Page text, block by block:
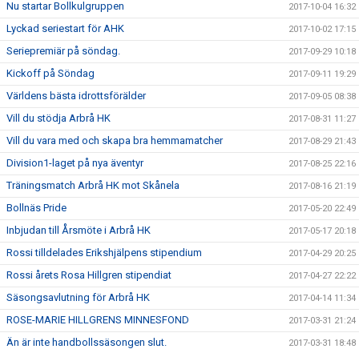
Nu startar Bollkulgruppen 2017-10-04 16:32
Lyckad seriestart för AHK 2017-10-02 17:15
Seriepremiär på söndag. 2017-09-29 10:18
Kickoff på Söndag 2017-09-11 19:29
Världens bästa idrottsförälder 2017-09-05 08:38
Vill du stödja Arbrå HK 2017-08-31 11:27
Vill du vara med och skapa bra hemmamatcher 2017-08-29 21:43
Division1-laget på nya äventyr 2017-08-25 22:16
Träningsmatch Arbrå HK mot Skånela 2017-08-16 21:19
Bollnäs Pride 2017-05-20 22:49
Inbjudan till Årsmöte i Arbrå HK 2017-05-17 20:18
Rossi tilldelades Erikshjälpens stipendium 2017-04-29 20:25
Rossi årets Rosa Hillgren stipendiat 2017-04-27 22:22
Säsongsavlutning för Arbrå HK 2017-04-14 11:34
ROSE-MARIE HILLGRENS MINNESFOND 2017-03-31 21:24
Än är inte handbollssäsongen slut. 2017-03-31 18:48